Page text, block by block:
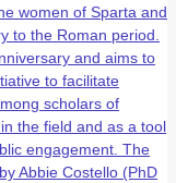
women of Sparta and
to the Roman period.
and aims to
to facilitate
scholars of
the field and as a tool
engagement. The
Abbie Costello (PhD